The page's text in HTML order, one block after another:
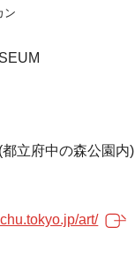
ン
立府中の森公園内)
art/